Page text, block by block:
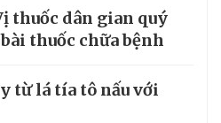
thuốc dân gian quý
thuốc chữa bệnh
từ lá tía tô nấu với